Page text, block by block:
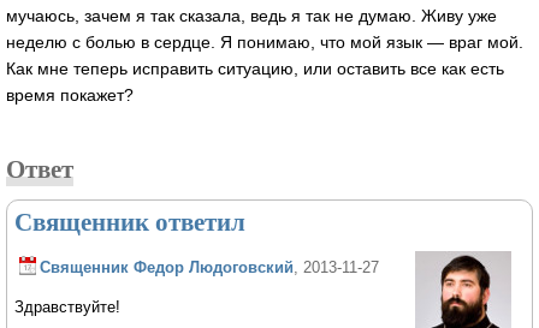
мучаюсь, зачем я так сказала, ведь я так не думаю. Живу уже
неделю с болью в сердце. Я понимаю, что мой язык — враг мой.
Как мне теперь исправить ситуацию, или оставить все как есть
время покажет?
Ответ
Священник ответил
Священник Федор Людоговский, 2013-11-27
Здравствуйте!